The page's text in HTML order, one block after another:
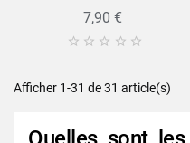
7,90 €
    
Afficher 1-31 de 31 article(s)